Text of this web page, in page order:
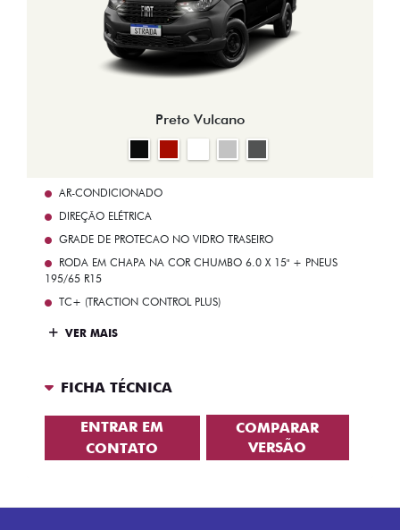
Preto Vulcano
AR-CONDICIONADO
DIREÇÃO ELÉTRICA
GRADE DE PROTECAO NO VIDRO TRASEIRO
RODA EM CHAPA NA COR CHUMBO 6.0 X 15" + PNEUS
195/65 R15
TC+ (TRACTION CONTROL PLUS)
VER MAIS
FICHA TÉCNICA
ENTRAR EM
CONTATO
COMPARAR
VERSÃO